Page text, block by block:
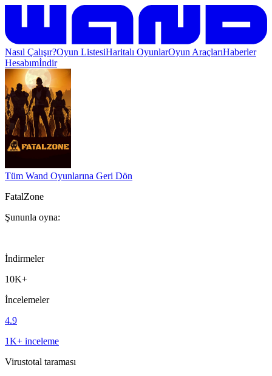
Nasıl Çalışır?Oyun ListesiHaritalı OyunlarOyun AraçlarıHaberler
Hesabımİndir
Tüm Wand Oyunlarına Geri Dön
FatalZone
Şununla oyna:
İndirmeler
10K+
İncelemeler
4.9
1K+ inceleme
Virustotal taraması